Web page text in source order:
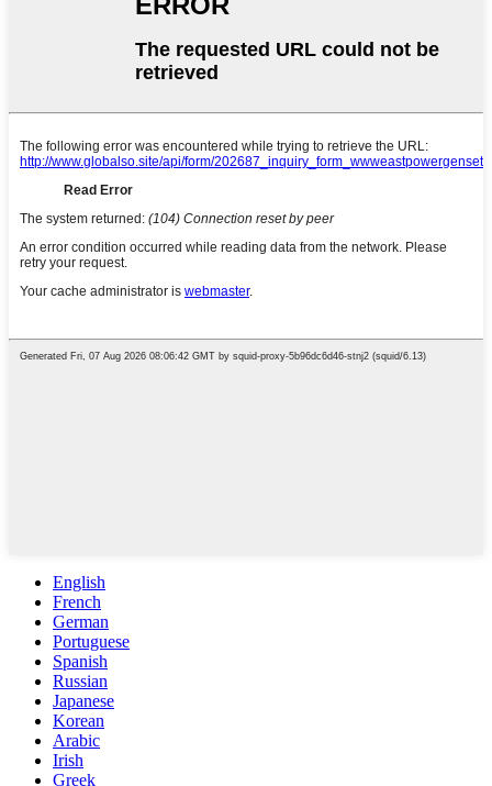
English
French
German
Portuguese
Spanish
Russian
Japanese
Korean
Arabic
Irish
Greek